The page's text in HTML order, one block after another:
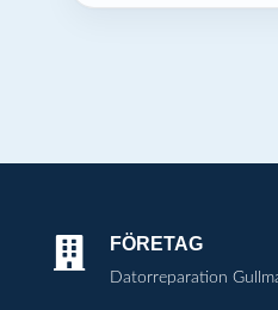
 FÖRETAG
Datorreparation